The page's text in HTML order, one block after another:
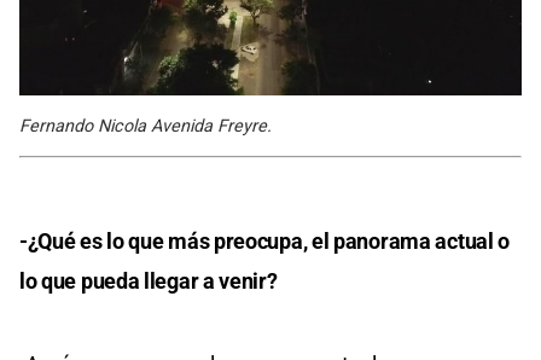
Fernando Nicola Avenida Freyre.
-¿Qué es lo que más preocupa, el panorama actual o
lo que pueda llegar a venir?